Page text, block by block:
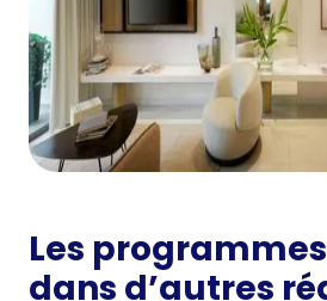
Les
dans d’autres